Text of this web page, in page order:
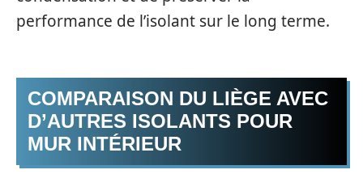
performance de l’isolant sur le long terme.
COMPARAISON DU LIÈGE AVEC
D’AUTRES ISOLANTS POUR
MUR INTÉRIEUR